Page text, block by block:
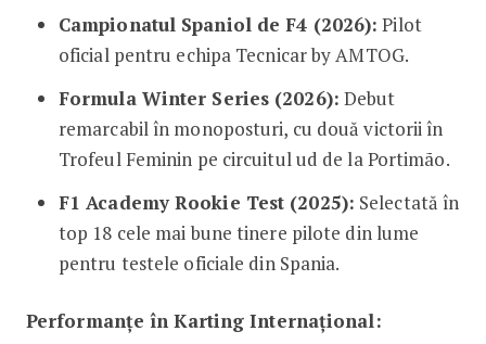
Campionatul Spaniol de F4 (2026): Pilot
oficial pentru echipa Tecnicar by AMTOG.
Formula Winter Series (2026): Debut
remarcabil în monoposturi, cu două victorii în
Trofeul Feminin pe circuitul ud de la Portimão.
F1 Academy Rookie Test (2025): Selectată în
top 18 cele mai bune tinere pilote din lume
pentru testele oficiale din Spania.
Performanțe în Karting Internațional: